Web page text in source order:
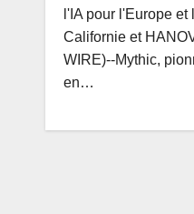
l'IA pour l'Europe et
Californie et
WIRE)--Mythic,
en…